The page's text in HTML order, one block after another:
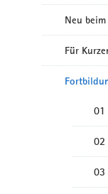
Neu
Für
01
02
03